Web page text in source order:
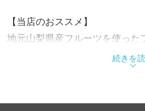
【当店のおススメ】
地元山梨県産フルーツを使った
を使用した
続きを